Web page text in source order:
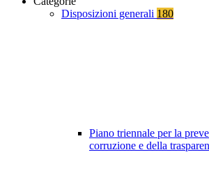
Disposizioni generali 180
Piano triennale per la
corruzione e della